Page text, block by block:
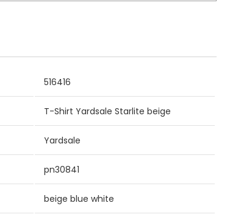
516416
T-Shirt Yardsale Starlite beige
Yardsale
pn30841
beige blue white